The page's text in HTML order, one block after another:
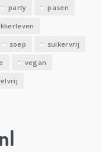
party pasen
soep suikervrij
vegan